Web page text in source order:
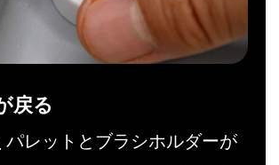
戻る
パレットとブラシホルダーが